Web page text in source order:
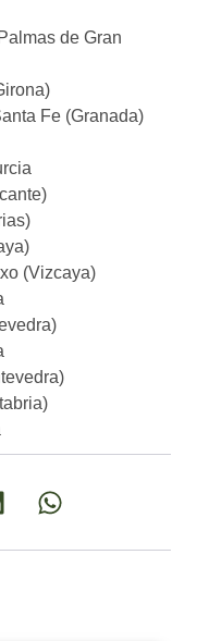
de Gran
Fe (Granada)
(Vizcaya)